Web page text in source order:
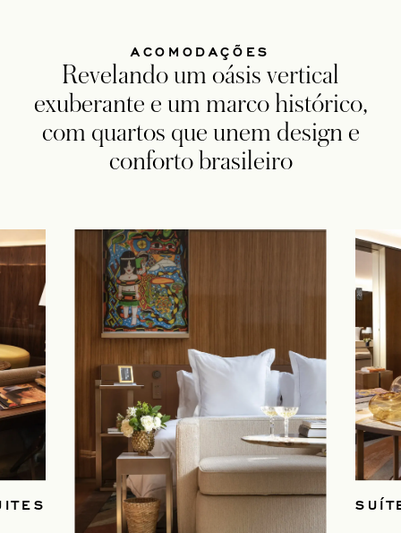
ACOMODAÇÕES
Revelando um oásis vertical
exuberante e um marco histórico,
com quartos que unem design e
conforto brasileiro